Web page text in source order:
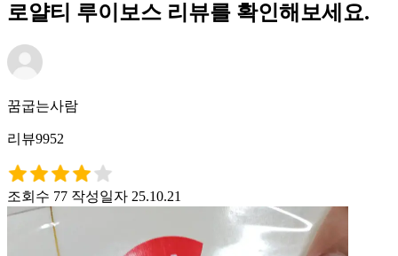
로얄티 루이보스 리뷰를 확인해보세요.
꿈굽는사람
리뷰9952
조회수 77 작성일자 25.10.21